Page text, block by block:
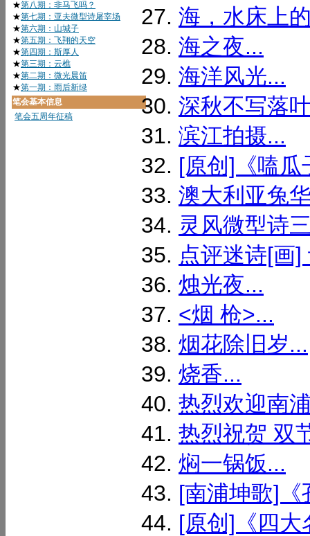
海，水床上
海之夜...
海洋风光...
深秋不写落
滨江拍摄...
[原创]《嗑瓜
澳大利亚兔
灵风微型诗
点评迷诗[画
烛光夜...
<烟 枪>...
烟花除旧岁...
烧香...
热烈欢迎南
热烈祝贺 双
焖一锅饭...
[南浦坤歌]《
[原创]《四大